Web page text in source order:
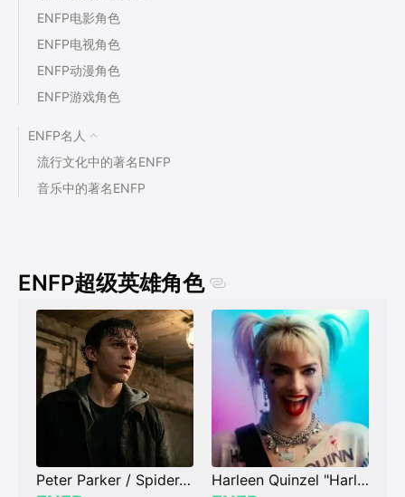
ENFP电影角色
ENFP电视角色
ENFP动漫角色
ENFP游戏角色
ENFP名人
流行文化中的著名ENFP
音乐中的著名ENFP
科学中的著名ENFP
运动中的著名ENFP
商业中的著名ENFP
互联网中的著名ENFP
历史中的著名ENFP
宗教中的著名ENFP
ENFP超级英雄角色
Peter Parker / Spider-Man Harleen Quinzel "Harley Quinn"